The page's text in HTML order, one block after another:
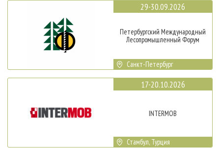
29-30.09.2026
Петербургский Международный
Лесопромышленный Форум
Санкт-Петербург
17-20.10.2026
INTERMOB
Стамбул, Турция